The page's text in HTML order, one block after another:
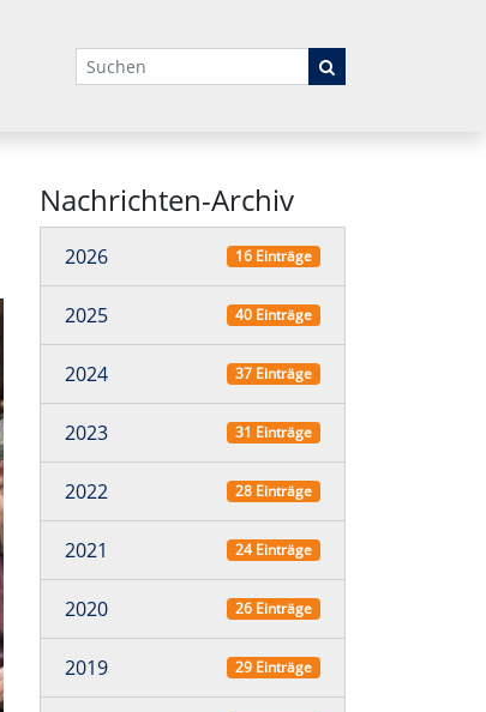
Suchbegriffe
Nachrichten-Archiv
2026 16 Einträge
2025 40 Einträge
2024 37 Einträge
2023 31 Einträge
2022 28 Einträge
2021 24 Einträge
2020 26 Einträge
2019 29 Einträge